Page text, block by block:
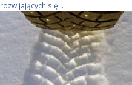
rozwijających się...